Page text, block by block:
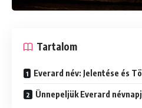
Tartalom
Everard név: Jelentése és
Ünnepeljük Everard